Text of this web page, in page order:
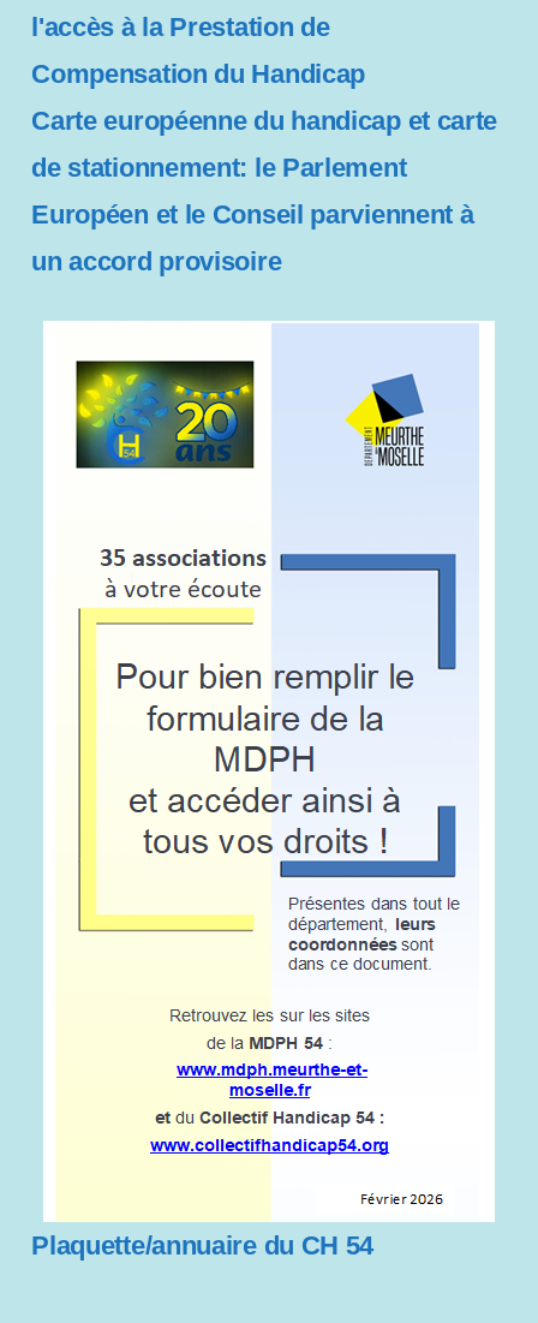
l'accès à la Prestation de
Compensation du Handicap
Carte européenne du handicap et carte
de stationnement: le Parlement
Européen et le Conseil parviennent à
un accord provisoire
Plaquette/annuaire du CH 54